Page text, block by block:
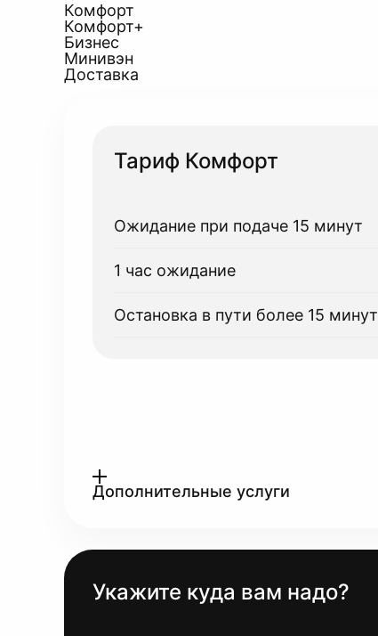
Комфорт
Комфорт+
Бизнес
Минивэн
Доставка
Тариф Комфорт
Ожидание при подаче 15 минут
1 час ожидание
Остановка в пути более 15 минут
Дополнительные услуги
Укажите куда вам надо?